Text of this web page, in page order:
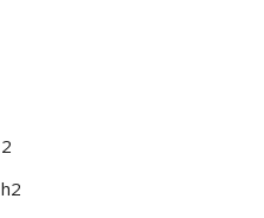
2
h2